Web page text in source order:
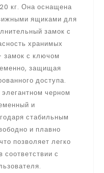
кг. Она оснащена
ящиками для
замок с
хранимых
замок с ключом
защищая
доступа.
черном
и
стабильным
и плавно
позволяет легко
соответствии с